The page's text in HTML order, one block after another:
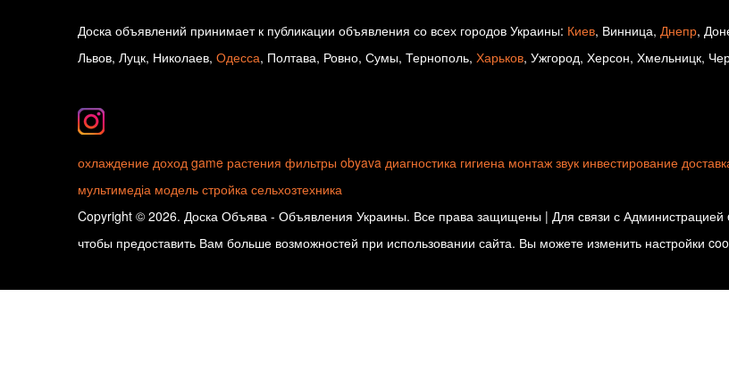
Доска объявлений принимает к публикации объявления со всех городов Украины: Киев, Винница, Днепр,
Львов, Луцк, Николаев, Одесса, Полтава, Ровно, Сумы, Тернополь, Харьков, Ужгород, Херсон, Хмельницк,
охлаждение доход game растения фильтры obyava диагностика гигиена монтаж звук инвестирование
мультимедіа модель стройка сельхозтехника
Copyright © 2026. Доска Объява - Объявления Украины. Все права защищены | Для связи с Администрацией
чтобы предоставить Вам больше возможностей при использовании сайта. Вы можете изменить настройки